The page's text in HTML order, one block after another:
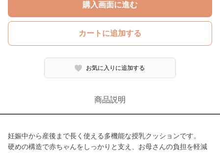
購入画面に進む
カートに追加する
お気に入りに追加する
商品説明
妊娠中から産後まで長く使える多機能な授乳クッションです。
硬めの構造で赤ちゃんをしっかりと支え、お母さんの負担を軽減